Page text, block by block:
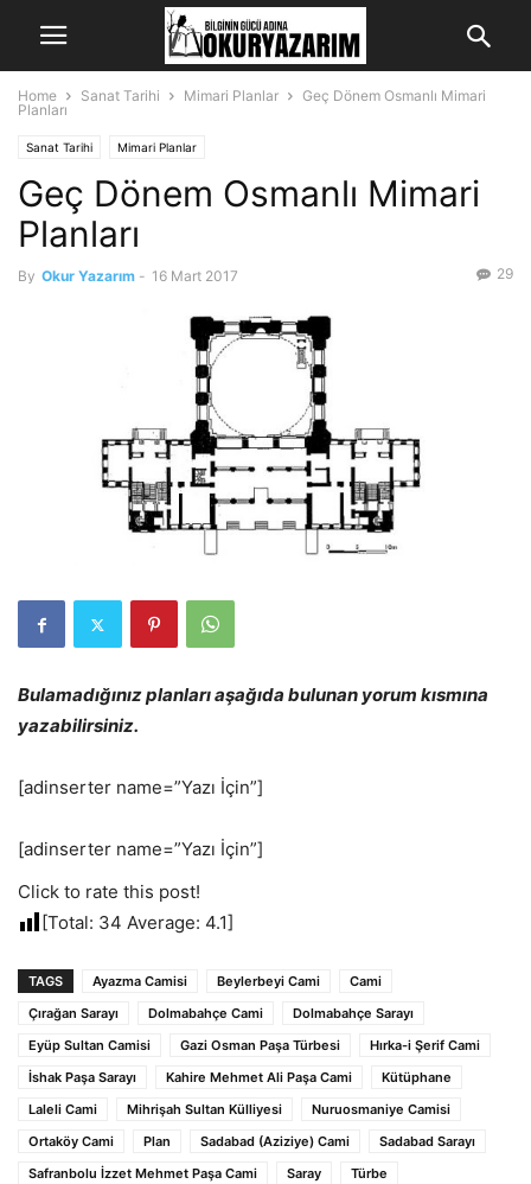
Home Sanat Tarihi Mimari Planlar
Geç Dönem Osmanlı Mimari
Planları
Sanat Tarihi Mimari Planlar
Geç Dönem Osmanlı Mimari
Planları
By Okur Yazarım - 16 Mart 2017 29
Bulamadığınız planları aşağıda bulunan yorum kısmına
yazabilirsiniz.
[adinserter name=”Yazı İçin”]
[adinserter name=”Yazı İçin”]
Click to rate this post!
[Total: 34 Average: 4.1]
TAGS Ayazma Camisi Beylerbeyi Cami
Cami
Çırağan Sarayı
Dolmabahçe Cami
Dolmabahçe Sarayı
Eyüp Sultan Camisi
Gazi Osman Paşa Türbesi
Hırka-i Şerif Cami
İshak Paşa Sarayı
Kahire Mehmet Ali Paşa Cami
Kütüphane
Laleli Cami
Mihrişah Sultan Külliyesi
Nuruosmaniye Camisi
Ortaköy Cami
Plan Sadabad (Aziziye) Cami
Sadabad Sarayı
Safranbolu İzzet Mehmet Paşa Cami
Saray Türbe